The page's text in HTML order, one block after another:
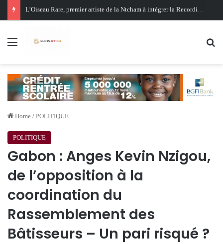
Oligui Nguema au Ghana : Libreville mise sur Accra pour renforcer sa stratégie diplomatique et économique
Menu
Home / POLITIQUE
POLITIQUE
Gabon : Anges Kevin Nzigou,
de l’opposition à la
coordination du
Rassemblement des
Bâtisseurs – Un pari risqué ?